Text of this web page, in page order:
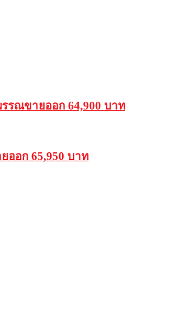
รณขายออก 64,900 บาท
ออก 65,950 บาท